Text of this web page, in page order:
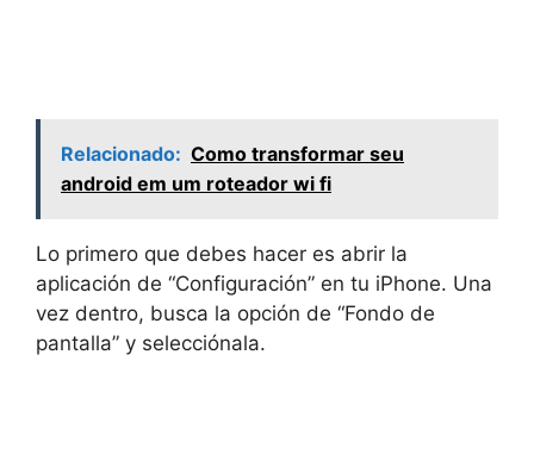
Relacionado: Como transformar seu
android em um roteador wi fi
Lo primero que debes hacer es abrir la
aplicación de “Configuración” en tu iPhone. Una
vez dentro, busca la opción de “Fondo de
pantalla” y selecciónala.